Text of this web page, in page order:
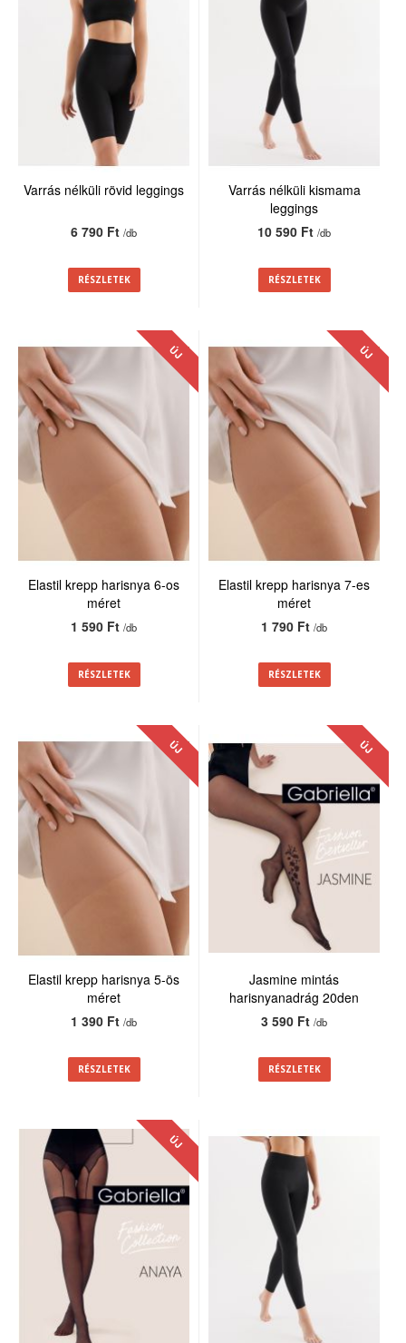
Varrás nélküli rövid leggings
6 790 Ft/db
RÉSZLETEK
Varrás nélküli kismama
leggings
10 590 Ft/db
RÉSZLETEK
ÚJ
Elastil krepp harisnya 6-os
méret
1 590 Ft/db
RÉSZLETEK
ÚJ
Elastil krepp harisnya 7-es
méret
1 790 Ft/db
RÉSZLETEK
ÚJ
Elastil krepp harisnya 5-ös
méret
1 390 Ft/db
RÉSZLETEK
ÚJ
Jasmine mintás
harisnyanadrág 20den
3 590 Ft/db
RÉSZLETEK
ÚJ